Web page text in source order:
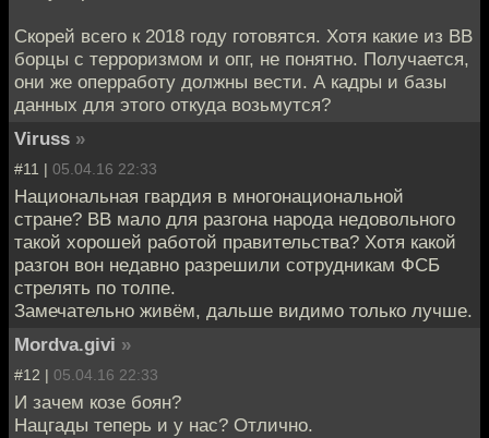
Скорей всего к 2018 году готовятся. Хотя какие из ВВ
борцы с терроризмом и опг, не понятно. Получается,
они же оперработу должны вести. А кадры и базы
данных для этого откуда возьмутся?
Viruss »
#11 | 05.04.16 22:33
Национальная гвардия в многонациональной
стране? ВВ мало для разгона народа недовольного
такой хорошей работой правительства? Хотя какой
разгон вон недавно разрешили сотрудникам ФСБ
стрелять по толпе.
Замечательно живём, дальше видимо только лучше.
Mordva.givi »
#12 | 05.04.16 22:33
И зачем козе боян?
Нацгады теперь и у нас? Отлично.